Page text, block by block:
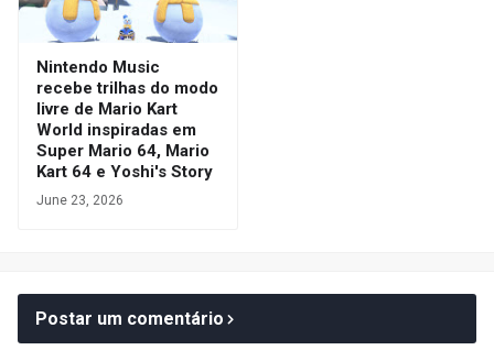
Nintendo Music
recebe trilhas do modo
livre de Mario Kart
World inspiradas em
Super Mario 64, Mario
Kart 64 e Yoshi's Story
June 23, 2026
Postar um comentário